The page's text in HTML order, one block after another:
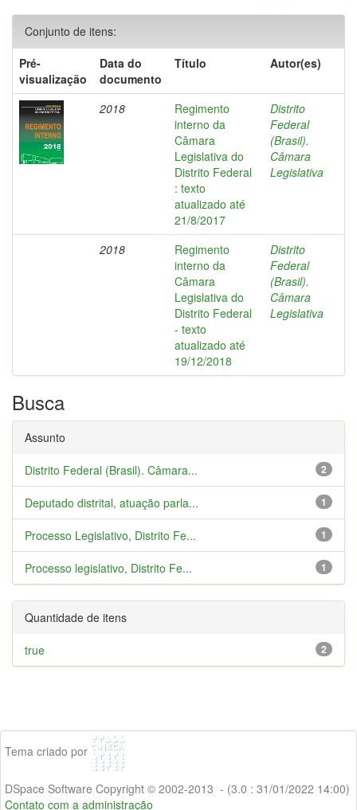
Conjunto de itens:
Pré-
visualização
Data do
documento
Título Autor(es)
2018
Regimento
interno da
Câmara
Legislativa do
Distrito Federal
: texto
atualizado até
21/8/2017
Distrito
Federal
(Brasil).
Câmara
Legislativa
2018
Regimento
interno da
Câmara
Legislativa do
Distrito Federal
- texto
atualizado até
19/12/2018
Distrito
Federal
(Brasil).
Câmara
Legislativa
Busca
Assunto
2
Distrito Federal (Brasil). Câmara...
1
Deputado distrital, atuação parla...
1
Processo Legislativo, Distrito Fe...
1
Processo legislativo, Distrito Fe...
Quantidade de itens
2
true
Tema criado por
DSpace Software Copyright © 2002-2013 - (3.0 : 31/01/2022 14:00)
Contato com a administração